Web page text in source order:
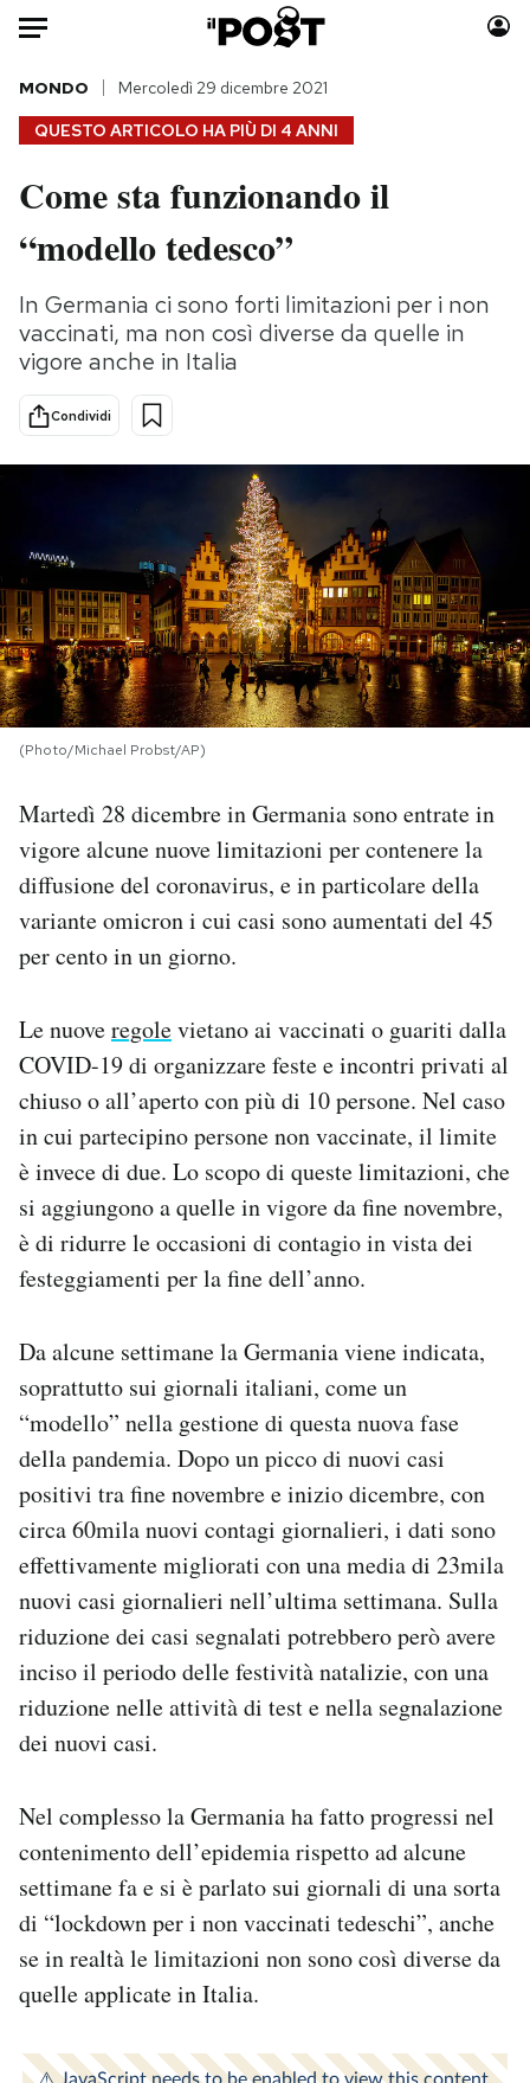
Auto
HOME
Italia
Politica
Tecnologia
Internet
Scienza
Cultura
Economia
Moda
Storie/Idee
Ok Boomer!
PODCAST
NEWSLETTER
I MIEI PREFERITI
SHOP
CALENDARIO
AREA PERSONALE
Area Personale
Newsletter
Notifiche mobile
Regala il Post
Hai bisogno di aiuto?
Esci
QUESTO ARTICOLO HA PIÙ DI 4 ANNI
MONDO Mercoledì 29 dicembre 2021
Come sta funzionando il
“modello tedesco”
In Germania ci sono forti limitazioni per i non
vaccinati, ma non così diverse da quelle in
vigore anche in Italia
Condividi
(Photo/Michael Probst/AP)
Martedì 28 dicembre in Germania sono entrate in
vigore alcune nuove limitazioni per contenere la
diffusione del coronavirus, e in particolare della
variante omicron i cui casi sono aumentati del 45
per cento in un giorno.
Le nuoveregolevietano ai vaccinati o guariti dalla
COVID-19 di organizzare feste e incontri privati al
chiuso o all’aperto con più di 10 persone. Nel caso
in cui partecipino persone non vaccinate, il limite
è invece di due. Lo scopo di queste limitazioni, che
si aggiungono a quelle in vigore da fine novembre,
è di ridurre le occasioni di contagio in vista dei
festeggiamenti per la fine dell’anno.
Da alcune settimane la Germania viene indicata,
soprattutto sui giornali italiani, come un
“modello” nella gestione di questa nuova fase
della pandemia. Dopo un picco di nuovi casi
positivi tra fine novembre e inizio dicembre, con
circa 60mila nuovi contagi giornalieri, i dati sono
effettivamente migliorati con una media di 23mila
nuovi casi giornalieri nell’ultima settimana. Sulla
riduzione dei casi segnalati potrebbero però avere
inciso il periodo delle festività natalizie, con una
riduzione nelle attività di test e nella segnalazione
dei nuovi casi.
Nel complesso la Germania ha fatto progressi nel
contenimento dell’epidemia rispetto ad alcune
settimane fa e si è parlato sui giornali di una sorta
di “lockdown per i non vaccinati tedeschi”, anche
se in realtà le limitazioni non sono così diverse da
quelle applicate in Italia.